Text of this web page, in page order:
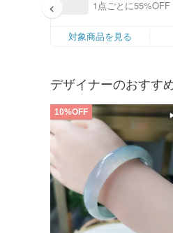
1点ごとに55%OFF
対象商品を見る
デザイナーのおすす
10%OFF